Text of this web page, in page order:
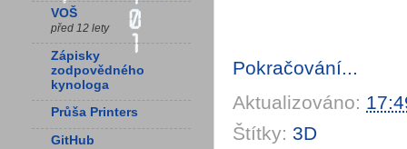
Pokračování...
Aktualizováno:
Štítky: 3D
VOŠ
před 12 lety
Zápisky
zodpovědného
kynologa
Průša Printers
GitHub